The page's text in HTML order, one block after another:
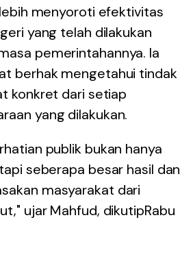
lebih menyoroti efektivitas
yang telah dilakukan
pemerintahannya. Ia
berhak mengetahui tindak
konkret dari setiap
yang dilakukan.
publik bukan hanya
seberapa besar hasil dan
masyarakat dari
ujar Mahfud, dikutipRabu